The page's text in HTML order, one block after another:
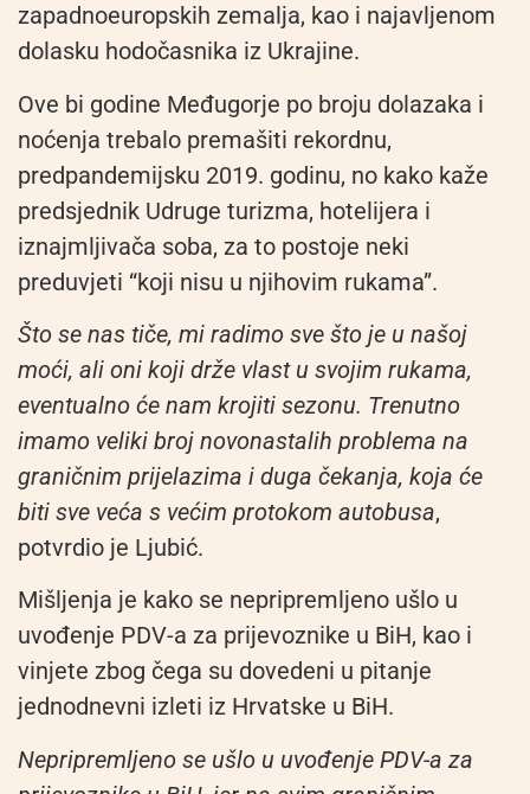
zapadnoeuropskih zemalja, kao i najavljenom
dolasku hodočasnika iz Ukrajine.
Ove bi godine Međugorje po broju dolazaka i
noćenja trebalo premašiti rekordnu,
predpandemijsku 2019. godinu, no kako kaže
predsjednik Udruge turizma, hotelijera i
iznajmljivača soba, za to postoje neki
preduvjeti “koji nisu u njihovim rukama”.
Što se nas tiče, mi radimo sve što je u našoj
moći, ali oni koji drže vlast u svojim rukama,
eventualno će nam krojiti sezonu. Trenutno
imamo veliki broj novonastalih problema na
graničnim prijelazima i duga čekanja, koja će
biti sve veća s većim protokom autobusa,
potvrdio je Ljubić.
Mišljenja je kako se nepripremljeno ušlo u
uvođenje PDV-a za prijevoznike u BiH, kao i
vinjete zbog čega su dovedeni u pitanje
jednodnevni izleti iz Hrvatske u BiH.
Nepripremljeno se ušlo u uvođenje PDV-a za